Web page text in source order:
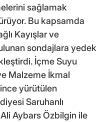
sağlamak
Bu kapsamda
Kayışlar ve
sondajlara yedek
İçme Suyu
Malzeme İkmal
yürütülen
Saruhanlı
Aybars Özbilgin ile